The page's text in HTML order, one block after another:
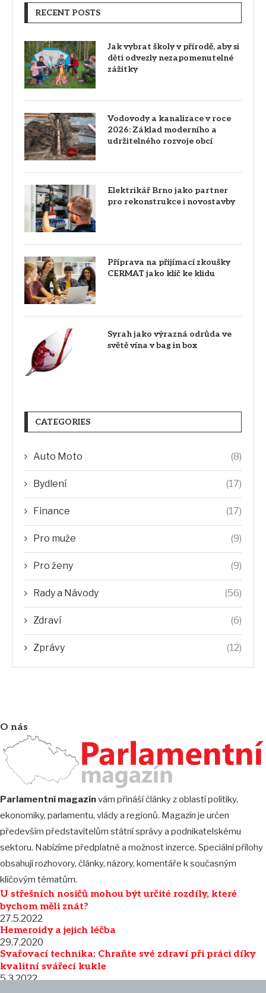
RECENT POSTS
Jak vybrat školy v přírodě, aby si
děti odvezly nezapomenutelné
zážitky
Vodovody a kanalizace v roce
2026: Základ moderního a
udržitelného rozvoje obcí
Elektrikář Brno jako partner
pro rekonstrukce i novostavby
Příprava na přijímací zkoušky
CERMAT jako klíč ke klidu
Syrah jako výrazná odrůda ve
světě vína v bag in box
CATEGORIES
Auto Moto (8)
Bydlení (17)
Finance (17)
Pro muže (9)
Pro ženy (9)
Rady a Návody (56)
Zdraví (6)
Zprávy (12)
O nás
Parlamentní magazínvám přináší články z oblastí politiky,
ekonomiky, parlamentu, vlády a regionů. Magazín je určen
především představitelům státní správy a podnikatelskému
sektoru. Nabízíme předplatné a možnost inzerce. Speciální přílohy
obsahují rozhovory, články, názory, komentáře k současným
klíčovým tématům.
U střešních nosičů mohou být určité rozdíly, které
bychom měli znát?
27.5.2022
Hemeroidy a jejich léčba
29.7.2020
Svařovací technika: Chraňte své zdraví při práci díky
kvalitní svářecí kukle
5.3.2022